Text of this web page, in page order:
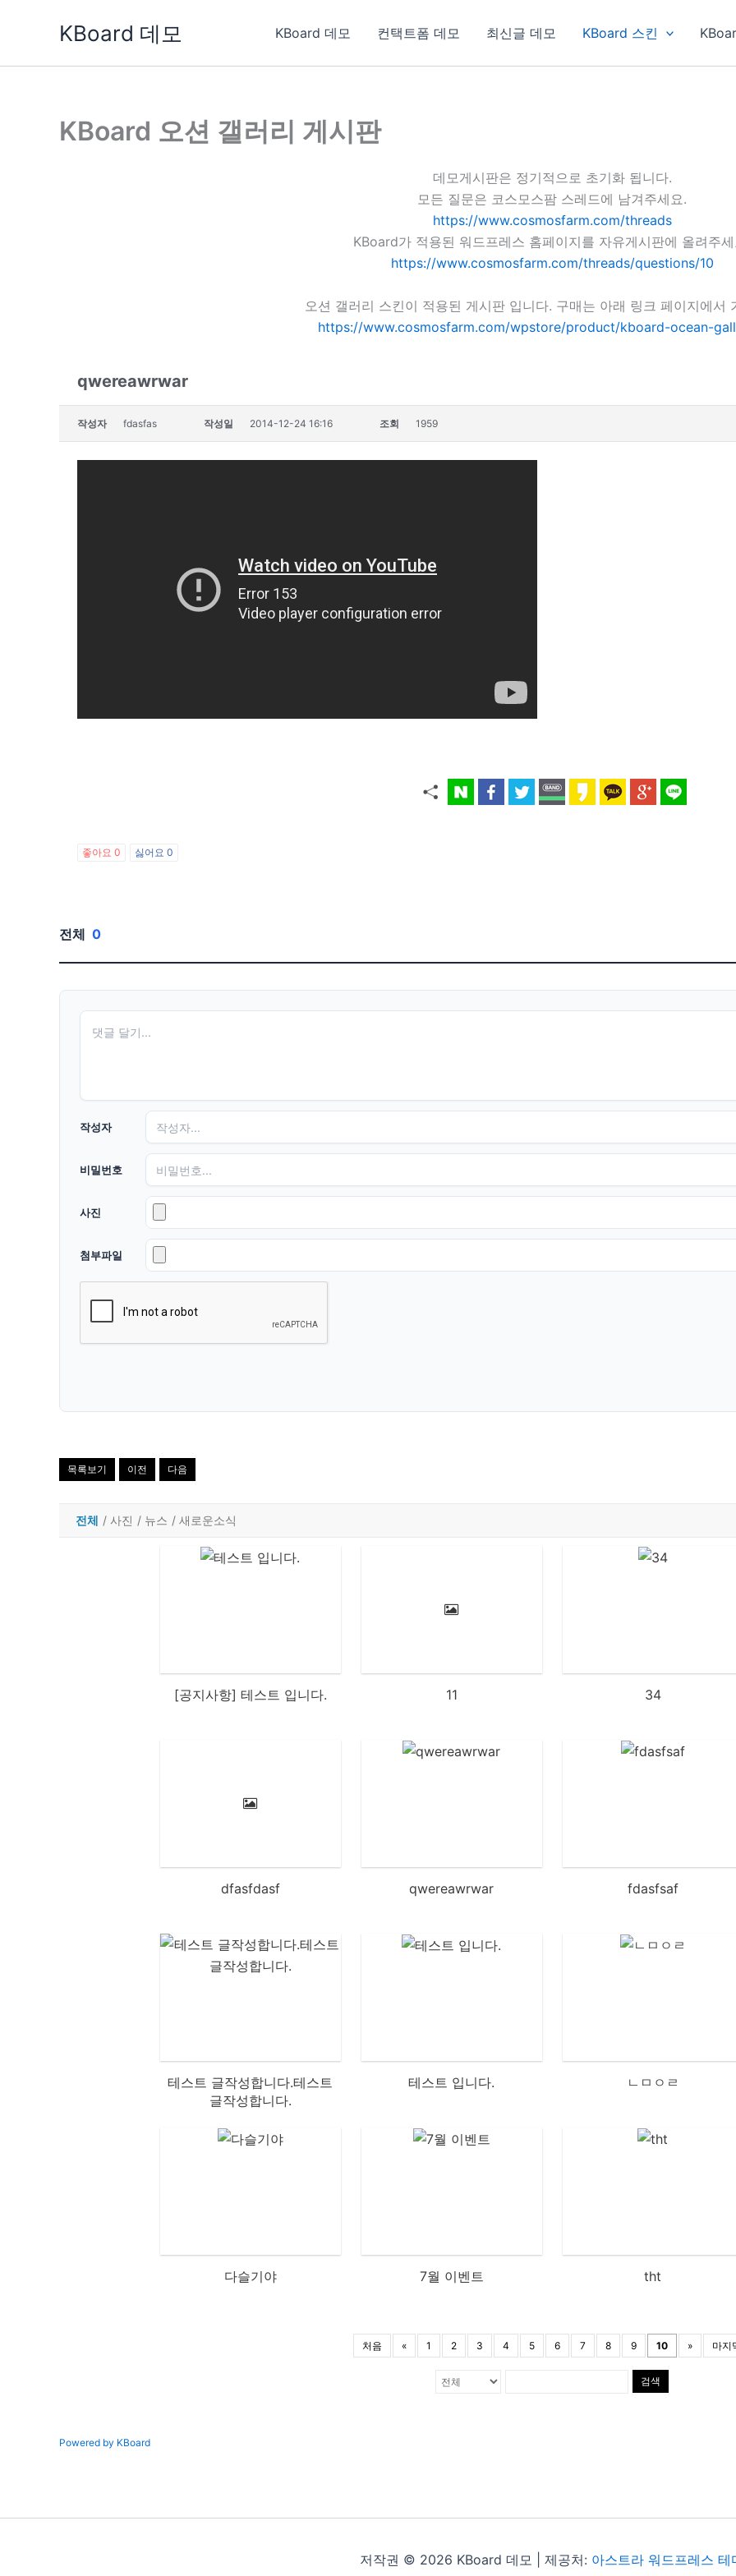
KBoard 데모 KBoard 데모 컨택트폼 데모 최신글 데모 KBoard 스킨
KBoard 오션 갤러리 게시판
데모게시판은 정기적으로 초기화 됩니다.
모든 질문은 코스모스팜 스레드에 남겨주세요.
https://www.cosmosfarm.com/threads
KBoard가 적용된 워드프레스 홈페이지를 자유게시판에 올려주
https://www.cosmosfarm.com/threads/questions/10
오션 갤러리 스킨이 적용된 게시판 입니다. 구매는 아래 링크 페이지에서
https://www.cosmosfarm.com/wpstore/product/kboard-ocean-
qwereawrwar
작성자 fdasfas 작성일 2014-12-24 16:16 조회 1959
좋아요 0 싫어요 0
전체 0
작성자
비밀번호
사진
첨부파일
목록보기 이전 다음
전체 / 사진 / 뉴스 / 새로운소식
[공지사항] 테스트 입니다. 11 34
dfasfdasf qwereawrwar fdasfsaf
테스트 글작성합니다.테스트
글작성합니다.
테스트 입니다. ㄴㅁㅇㄹ
다슬기야 7월 이벤트 tht
처음 « 1 2 3 4 5 6 7 8 9 10 » 마지
검색
Powered by KBoard
저작권 © 2026 KBoard 데모 | 제공처: 아스트라 워드프레스 테